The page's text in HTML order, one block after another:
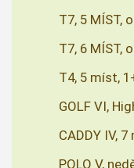
T7, 5 MÍST,
T7, 6 MÍST,
T4, 5 míst,
GOLF VI,
CADDY IV,
POLO V,